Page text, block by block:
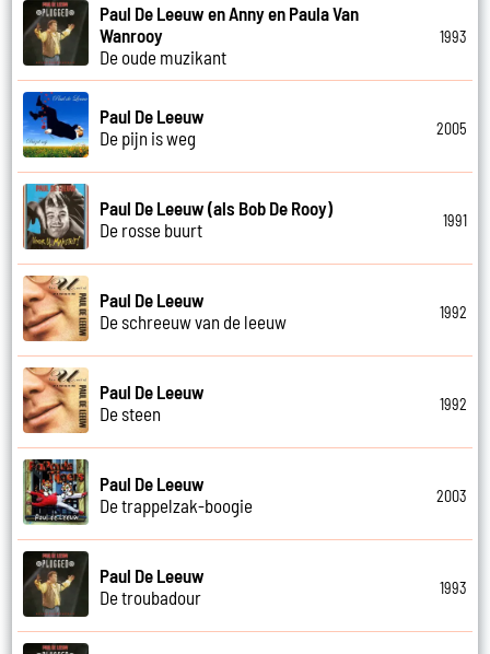
Paul De Leeuw en Anny en Paula Van
Wanrooy
De oude muzikant
1993
Paul De Leeuw
De pijn is weg
2005
Paul De Leeuw (als Bob De Rooy)
De rosse buurt
1991
Paul De Leeuw
De schreeuw van de leeuw
1992
Paul De Leeuw
De steen
1992
Paul De Leeuw
De trappelzak-boogie
2003
Paul De Leeuw
De troubadour
1993